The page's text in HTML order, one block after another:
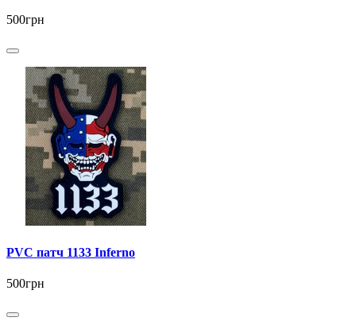
500грн
PVC патч 1133 Inferno
500грн